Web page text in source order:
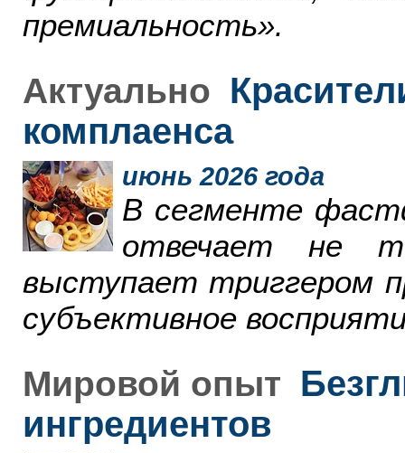
премиальность».
Актуально
комплаенса
июнь 2026 года
В сегменте
отвечает не
выступает триггером
субъективное
Мировой опыт
ингредиентов